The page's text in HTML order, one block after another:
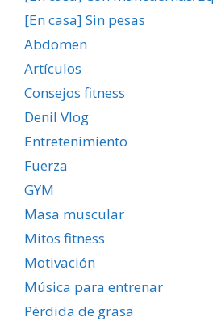
[En casa] Sin pesas
Abdomen
Artículos
Consejos fitness
Denil Vlog
Entretenimiento
Fuerza
GYM
Masa muscular
Mitos fitness
Motivación
Música para entrenar
Pérdida de grasa